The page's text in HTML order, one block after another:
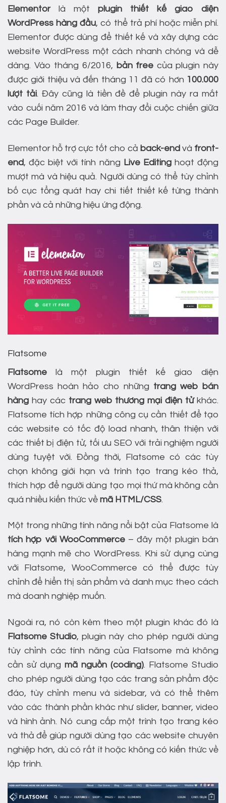
Elementorlà một plugin thiết kế giao diện
WordPress hàng đầu, có thể trả phí hoặc miễn phí.
Elementor được dùng để thiết kế và xây dựng các
website WordPress một cách nhanh chóng và dễ
dàng. Vào tháng 6/2016, bản free của plugin này
được giới thiệu và đến tháng 11 đã có hơn 100.000
lượt tải. Đây cũng là tiền đề để plugin này ra mắt
vào cuối năm 2016 và làm thay đổi cuộc chiến giữa
các Page Builder.
Elementor hỗ trợ cực tốt cho cả back-end và front-
end, đặc biệt với tính năng Live Editinghoạt động
mượt mà và hiệu quả. Người dùng có thể tùy chỉnh
bố cục tổng quát hay chi tiết thiết kế từng thành
phần và cả những hiệu ứng động.
Flatsome
Flatsome là một plugin thiết kế giao diện
WordPress hoàn hảo cho những trang web bán
hàng hay các trang web thương mại điện tửkhác.
Flatsome tích hợp những công cụ cần thiết để tạo
các website có tốc độ load nhanh, thân thiện với
các thiết bị điện tử, tối ưu SEO với trải nghiệm người
dùng tuyệt vời. Đồng thời, Flatsome có các tùy
chọn không giới hạn và trình tạo trang kéo thả,
thích hợp để người dùng tạo mọi thứ mà không cần
quá nhiều kiến thức về mã HTML/CSS.
Một trong những tính năng nổi bật của Flatsome là
tích hợp với WooCommerce– đây một plugin bán
hàng mạnh mẽ cho WordPress. Khi sử dụng cùng
với Flatsome, WooCommerce có thể được tùy
chỉnh để hiển thị sản phẩm và danh mục theo cách
mà doanh nghiệp muốn.
Ngoài ra, nó còn kèm theo một plugin khác đó là
Flatsome Studio, plugin này cho phép người dùng
tùy chỉnh các tính năng của Flatsome mà không
cần sử dụng mã nguồn (coding). Flatsome Studio
cho phép người dùng tạo các trang sản phẩm độc
đáo, tùy chỉnh menu và sidebar, và có thể thêm
vào các thành phần khác như slider, banner, video
và hình ảnh. Nó cung cấp một trình tạo trang kéo
và thả để giúp người dùng tạo các website chuyên
nghiệp hơn, dù có rất ít hoặc không có kiến thức về
lập trình.